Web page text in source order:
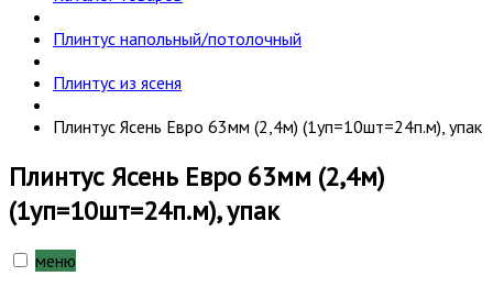
Плинтус напольный/потолочный
Плинтус из ясеня
Плинтус Ясень Евро 63мм (2,4м) (1уп=10шт=24п.м), упак
Плинтус Ясень Евро 63мм (2,4м)
(1уп=10шт=24п.м), упак
меню